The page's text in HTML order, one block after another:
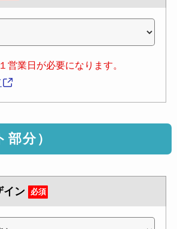
営業日が必要になります。
分）
イン 必須